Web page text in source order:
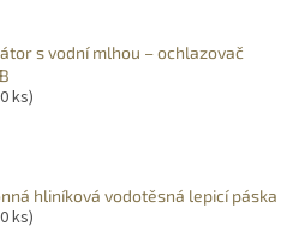
s vodní mlhou – ochlazovač
ks)
hliníková vodotěsná lepicí páska
ks)